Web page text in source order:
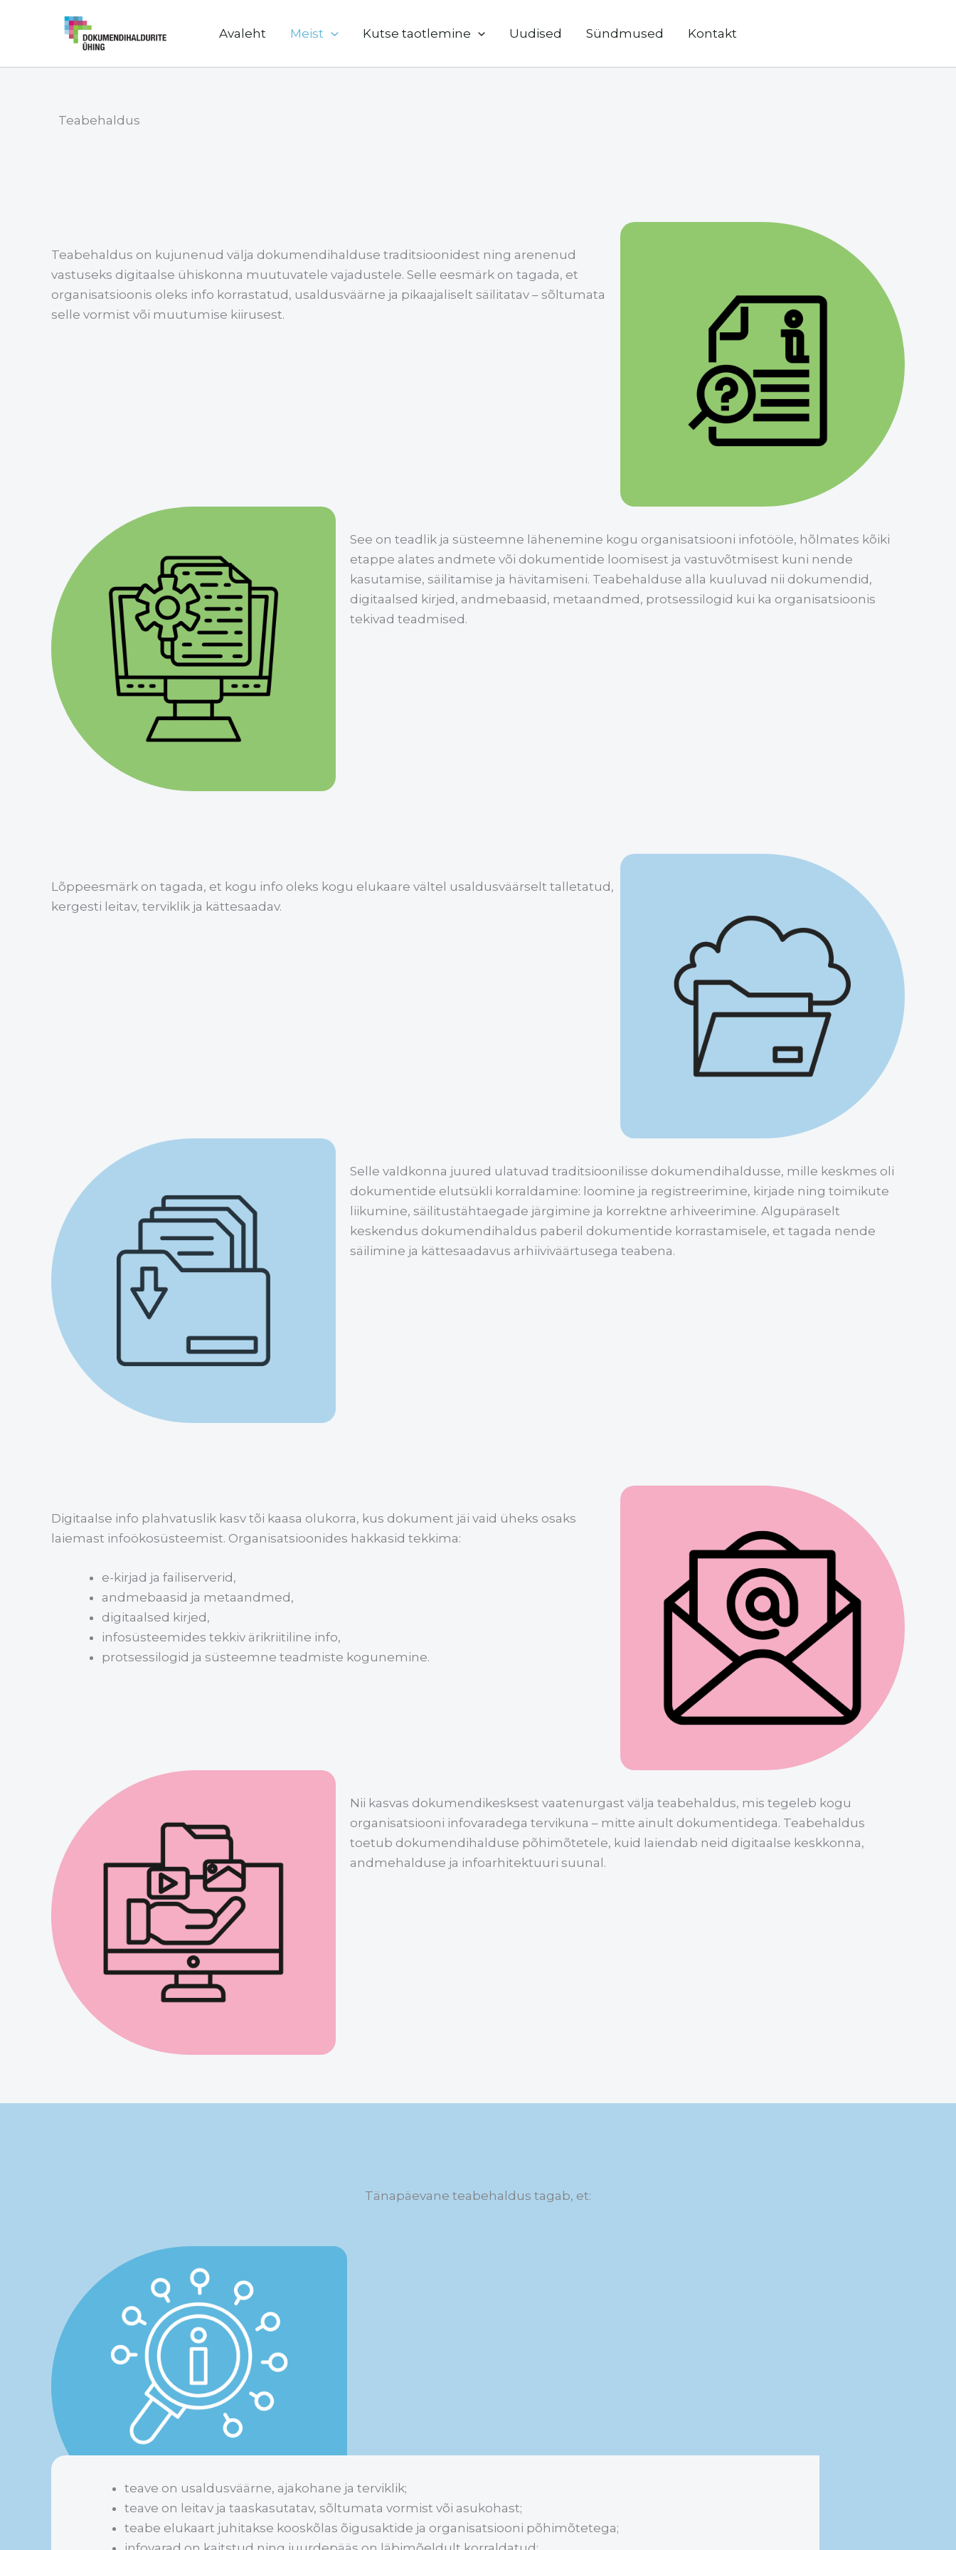
Avaleht Meist Kutse taotlemine Uudised Sündmused Kontakt
Teabehaldus
Teabehaldus on kujunenud välja dokumendihalduse traditsioonidest ning arenenud
vastuseks digitaalse ühiskonna muutuvatele vajadustele. Selle eesmärk on tagada, et
organisatsioonis oleks info korrastatud, usaldusväärne ja pikaajaliselt säilitatav – sõltumata
selle vormist või muutumise kiirusest.
See on teadlik ja süsteemne lähenemine kogu organisatsiooni infotööle, hõlmates kõiki
etappe alates andmete või dokumentide loomisest ja vastuvõtmisest kuni nende
kasutamise, säilitamise ja hävitamiseni. Teabehalduse alla kuuluvad nii dokumendid,
digitaalsed kirjed, andmebaasid, metaandmed, protsessilogid kui ka organisatsioonis
tekivad teadmised.
Lõppeesmärk on tagada, et kogu info oleks kogu elukaare vältel usaldusväärselt talletatud,
kergesti leitav, terviklik ja kättesaadav.
Selle valdkonna juured ulatuvad traditsioonilisse dokumendihaldusse, mille keskmes oli
dokumentide elutsükli korraldamine: loomine ja registreerimine, kirjade ning toimikute
liikumine, säilitustähtaegade järgimine ja korrektne arhiveerimine. Algupäraselt
keskendus dokumendihaldus paberil dokumentide korrastamisele, et tagada nende
säilimine ja kättesaadavus arhiiviväärtusega teabena.
Digitaalse info plahvatuslik kasv tõi kaasa olukorra, kus dokument jäi vaid üheks osaks
laiemast infoökosüsteemist. Organisatsioonides hakkasid tekkima:
e-kirjad ja failiserverid,
andmebaasid ja metaandmed,
digitaalsed kirjed,
infosüsteemides tekkiv ärikriitiline info,
protsessilogid ja süsteemne teadmiste kogunemine.
Nii kasvas dokumendikesksest vaatenurgast välja teabehaldus, mis tegeleb kogu
organisatsiooni infovaradega tervikuna – mitte ainult dokumentidega. Teabehaldus
toetub dokumendihalduse põhimõtetele, kuid laiendab neid digitaalse keskkonna,
andmehalduse ja infoarhitektuuri suunal.
Tänapäevane teabehaldus tagab, et:
teave on usaldusväärne, ajakohane ja terviklik;
teave on leitav ja taaskasutatav, sõltumata vormist või asukohast;
teabe elukaart juhitakse kooskõlas õigusaktide ja organisatsiooni põhimõtetega;